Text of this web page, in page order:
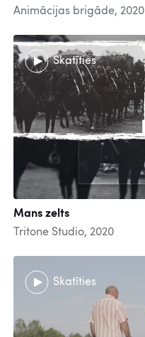
Animācijas brigāde, 2020
Skatīties
Mans zelts
Tritone Studio, 2020
Skatīties